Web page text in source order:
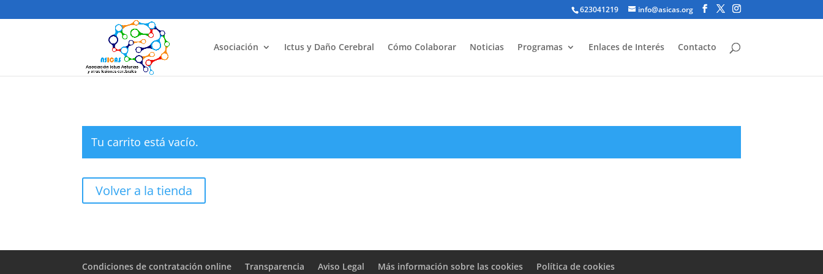
623041219 info@asicas.org
Asociación Ictus y Daño Cerebral Cómo Colaborar Noticias Programas Enlaces de Interés Contacto
Tu carrito está vacío.
Volver a la tienda
Condiciones de contratación online Transparencia Aviso Legal Más información sobre las cookies Política de cookies